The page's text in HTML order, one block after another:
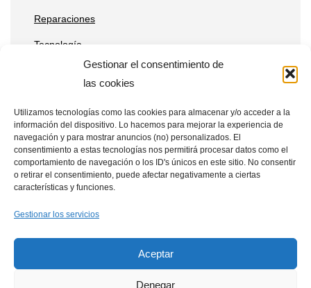
Gestionar el consentimiento de
las cookies
Utilizamos tecnologías como las cookies para almacenar y/o acceder a la
información del dispositivo. Lo hacemos para mejorar la experiencia de
navegación y para mostrar anuncios (no) personalizados. El
consentimiento a estas tecnologías nos permitirá procesar datos como el
comportamiento de navegación o los ID's únicos en este sitio. No consentir
o retirar el consentimiento, puede afectar negativamente a ciertas
características y funciones.
Gestionar los servicios
Aceptar
Denegar
Reparaciones
Tecnología
Entradas recientes
Qué ventajas tienen las placas solares en estaciones de
telecomunicaciones remotas
Cómo integrar placas solares en granjas verticales